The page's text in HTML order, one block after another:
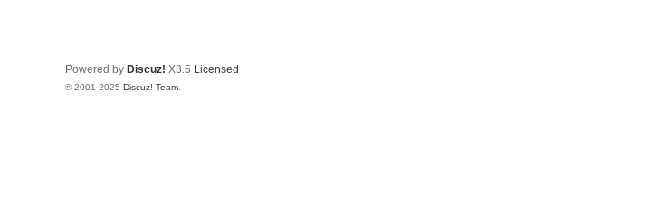
Powered by Discuz! X3.5 Licensed
© 2001-2025 Discuz! Team